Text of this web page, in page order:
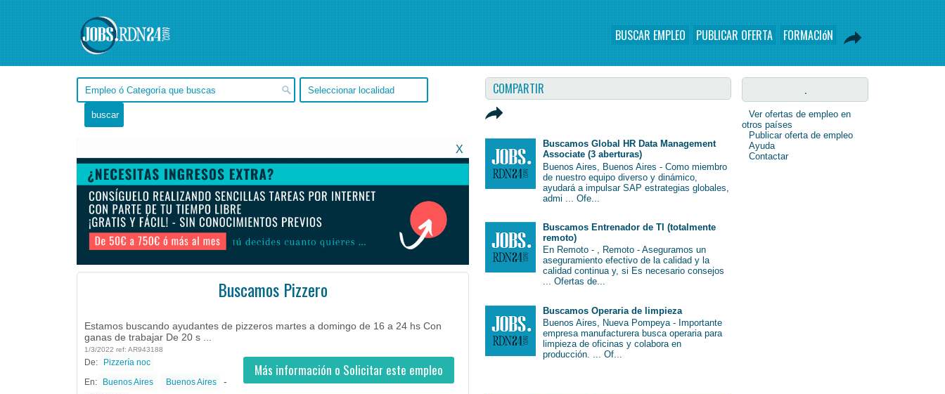
BUSCAR EMPLEO PUBLICAR OFERTA FORMACIóN
X
Buscamos Pizzero
Estamos buscando ayudantes de pizzeros martes a domingo de 16 a 24 hs Con
ganas de trabajar De 20 s ...
1/3/2022 ref: AR943188
Más información o Solicitar este empleo
De: Pizzería noc
En: Buenos Aires Buenos Aires -
COMPARTIR
Buscamos Global HR Data Management
Associate (3 aberturas)
Buenos Aires, Buenos Aires - Como miembro
de nuestro equipo diverso y dinámico,
ayudará a impulsar SAP estrategias globales,
admi ... Ofe...
Buscamos Entrenador de TI (totalmente
remoto)
En Remoto - , Remoto - Aseguramos un
aseguramiento efectivo de la calidad y la
calidad continua y, si Es necesario consejos
... Ofertas de...
Buscamos Operaria de limpieza
Buenos Aires, Nueva Pompeya - Importante
empresa manufacturera busca operaria para
limpieza de oficinas y colabora en
producción. ... Of...
.
Ver ofertas de empleo en
otros países
Publicar oferta de empleo
Ayuda
Contactar